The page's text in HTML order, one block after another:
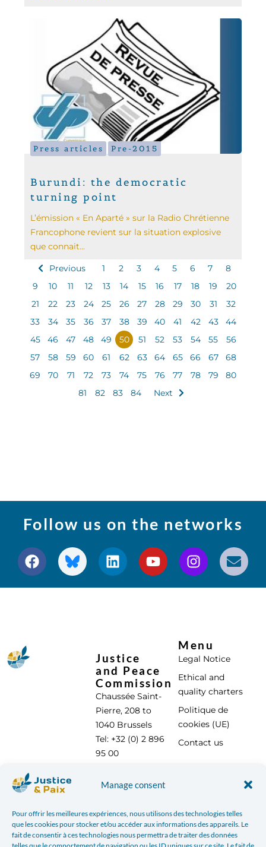
Manage consent
Pour offrir les meilleures expériences, nous utilisons des technologies telles
que les cookies pour stocker et/ou accéder aux informations des appareils. Le
fait de consentir à ces technologies nous permettra de traiter des données
Press articles Pre-2015
Burundi: the democratic
turning point
L’émission « En Aparté » sur la Radio Chrétienne
Francophone revient sur la situation explosive
que connait...
Previous 1 2 3 4 5 6 7
8
9
10 11 12 13 14 15 16 17 18 19
20
21
22 23 24 25 26 27 28 29 30 31
32
33
34 35 36 37 38 39 40 41 42 43
44
45
46 47 48 49 50 51 52 53 54 55
56
57
58 59 60 61 62 63 64 65 66 67
68
69
70 71 72 73 74 75 76 77 78 79
80
81
82 83 84 Next
Follow us on the networks
Justice
and Peace
Commission
Chaussée Saint-
Pierre, 208 to
1040 Brussels
Tel: +32 (0) 2 896
95 00
Menu
Legal Notice
Ethical and
quality charters
Politique de
cookies (UE)
Contact us
With the support of :